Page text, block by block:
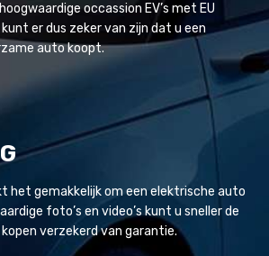
occassion EV’s met EU
er dus zeker van zijn dat u een
auto koopt.
het gemakkelijk om een elektrische auto
foto’s en video’s kunt u sneller de
verzekerd van garantie.